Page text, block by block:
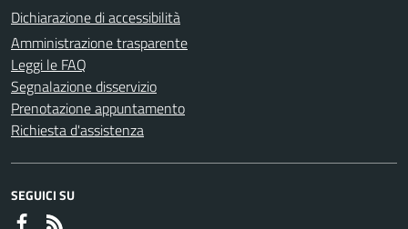
Dichiarazione di accessibilità
Amministrazione trasparente
Leggi le FAQ
Segnalazione disservizio
Prenotazione appuntamento
Richiesta d'assistenza
SEGUICI SU